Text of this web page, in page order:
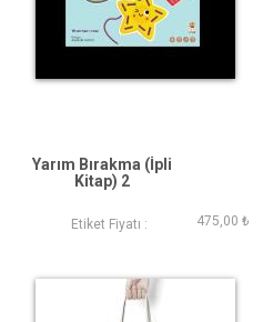
Yarım Bırakma (İpli
Kitap) 2
Etiket Fiyatı : 475,00 ₺